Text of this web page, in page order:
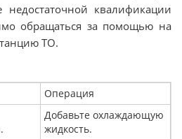
недостаточной квалификации
обращаться за помощью на
ТО.
Операция
Добавьте охлаждающую
жидкость.